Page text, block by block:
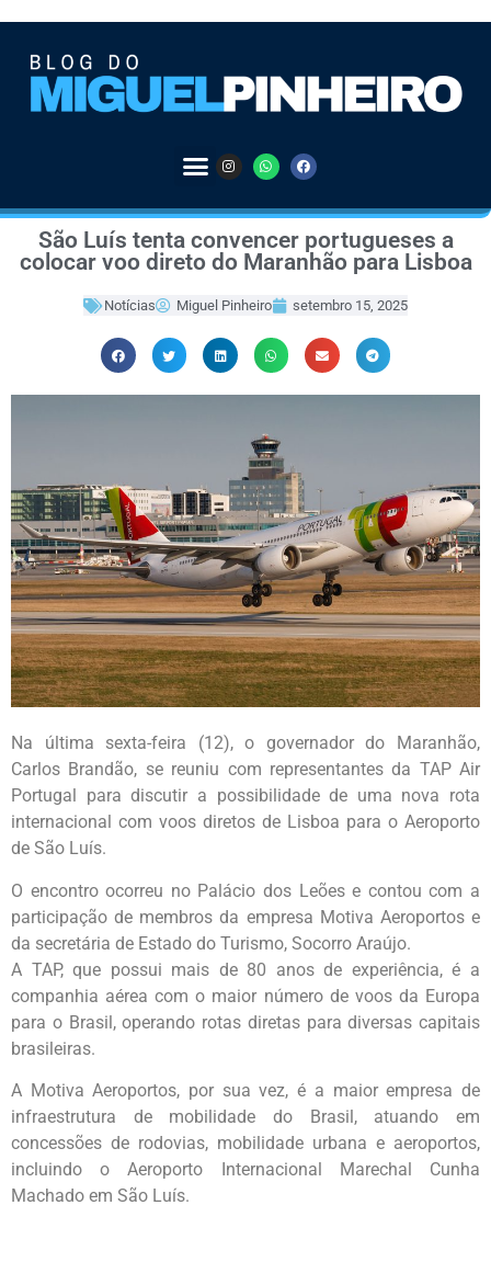
São Luís tenta convencer portugueses a
colocar voo direto do Maranhão para Lisboa
Notícias Miguel Pinheiro setembro 15, 2025
Na última sexta-feira (12), o governador do Maranhão,
Carlos Brandão, se reuniu com representantes da TAP Air
Portugal para discutir a possibilidade de uma nova rota
internacional com voos diretos de Lisboa para o Aeroporto
de São Luís.
O encontro ocorreu no Palácio dos Leões e contou com a
participação de membros da empresa Motiva Aeroportos e
da secretária de Estado do Turismo, Socorro Araújo.
A TAP, que possui mais de 80 anos de experiência, é a
companhia aérea com o maior número de voos da Europa
para o Brasil, operando rotas diretas para diversas capitais
brasileiras.
A Motiva Aeroportos, por sua vez, é a maior empresa de
infraestrutura de mobilidade do Brasil, atuando em
concessões de rodovias, mobilidade urbana e aeroportos,
incluindo o Aeroporto Internacional Marechal Cunha
Machado em São Luís.